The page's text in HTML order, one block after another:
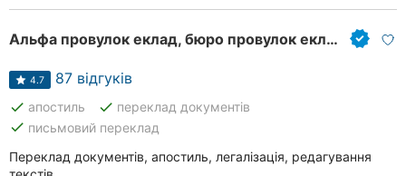
Альфа провулок еклад, бюро провулок екладів
4.7 87 відгуків
done апостиль done переклад документів
done письмовий переклад
Переклад документів, апостиль, легалізація, редагування